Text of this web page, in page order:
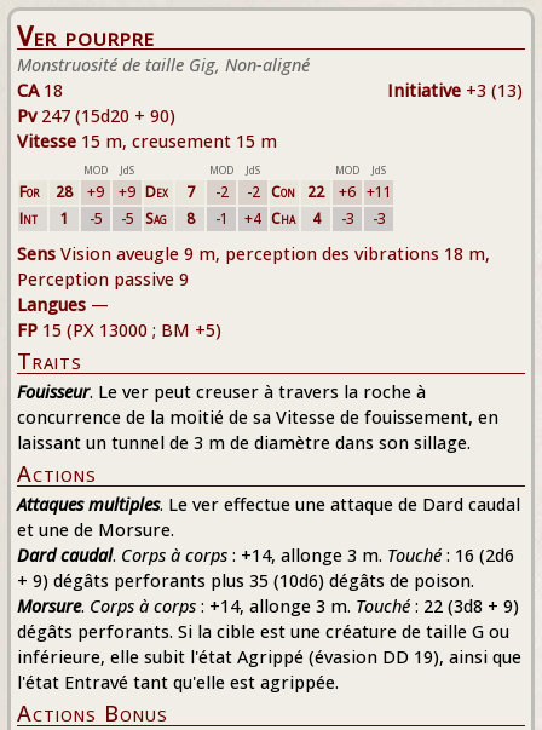
Ver pourpre
Monstruosité de taille Gig, Non-aligné
Initiative +3 (13)
CA18
Pv247 (15d20 + 90)
Vitesse 15 m, creusement 15 m
MOD JdS MOD JdS MOD JdS
For 28 +9 +9 Dex 7 -2 -2 Con 22 +6 +11
Int
1 -5 -5 Sag 8 -1 +4 Cha 4 -3 -3
Sens Vision aveugle 9 m, perception des vibrations 18 m,
Perception passive 9
Langues —
FP 15 (PX 13000 ; BM +5)
Traits
Fouisseur. Le ver peut creuser à travers la roche à
concurrence de la moitié de sa Vitesse de fouissement, en
laissant un tunnel de 3 m de diamètre dans son sillage.
Actions
Attaques multiples. Le ver effectue une attaque de Dard caudal
et une de Morsure.
Dard caudal. Corps à corps : +14, allonge 3 m. Touché : 16 (2d6
+ 9) dégâts perforants plus 35 (10d6) dégâts de poison.
Morsure. Corps à corps : +14, allonge 3 m. Touché : 22 (3d8 + 9)
dégâts perforants. Si la cible est une créature de taille G ou
inférieure, elle subit l'état Agrippé (évasion DD 19), ainsi que
l'état Entravé tant qu'elle est agrippée.
Actions Bonus